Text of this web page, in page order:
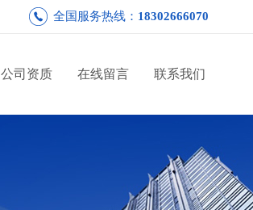
全国服务热线： 18302666070
公司资质 在线留言 联系我们